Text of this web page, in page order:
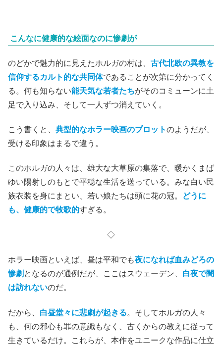
こんなに健康的な絵面なのに惨劇が
のどかで魅力的に見えたホルガの村は、 古代北欧の異教を
信仰するカルト的な共同体であることが次第に分かってく
る。何も知らない能天気な若者たちがそのコミューンに土
足で入り込み、そして一人ずつ消えていく。
こう書くと、 典型的なホラー映画のプロットのようだが、
受ける印象はまるで違う。
このホルガの人々は、雄大な大草原の集落で、暖かくまば
ゆい陽射しのもとで平穏な生活を送っている。みな白い民
族衣装を身にまとい、若い娘たちは頭に花の冠。
どうに
も、健康的で牧歌的すぎる。
◇
ホラー映画といえば、昼は平和でも夜になれば血みどろの
惨劇 となるのが通例だが、ここはスウェーデン、 白夜で闇
は訪れないのだ。
だから、 白昼堂々に悲劇が起きる。そしてホルガの人々
も、何の邪心も罪の意識もなく、古くからの教えに従って
生きているだけ。これらが、本作をユニークな作品に仕立